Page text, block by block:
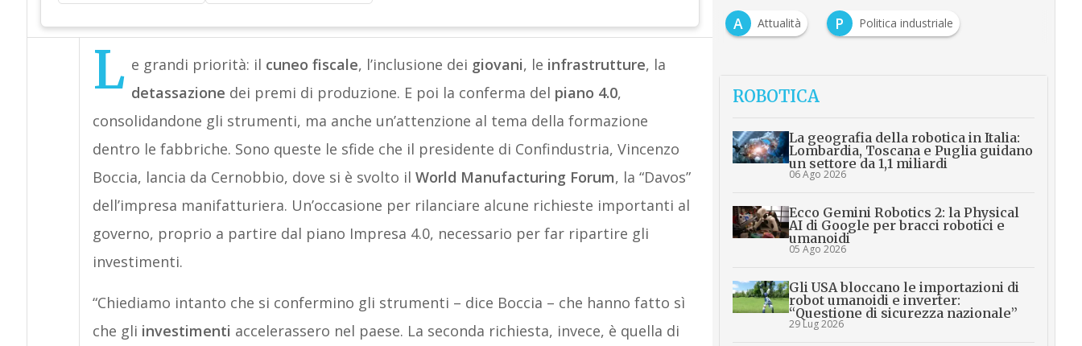
L e grandi priorità: il cuneo fiscale, l’inclusione dei giovani, le infrastrutture, la
detassazione dei premi di produzione. E poi la conferma del piano 4.0,
consolidandone gli strumenti, ma anche un’attenzione al tema della formazione
dentro le fabbriche. Sono queste le sfide che il presidente di Confindustria, Vincenzo
Boccia, lancia da Cernobbio, dove si è svolto il World Manufacturing Forum, la “Davos”
dell’impresa manifatturiera. Un’occasione per rilanciare alcune richieste importanti al
governo, proprio a partire dal piano Impresa 4.0, necessario per far ripartire gli
investimenti.
“Chiediamo intanto che si confermino gli strumenti – dice Boccia – che hanno fatto sì
che gli investimenti accelerassero nel paese. La seconda richiesta, invece, è quella di
A
Attualità P Politica industriale
ROBOTICA
La geografia della robotica in Italia:
Lombardia, Toscana e Puglia guidano
un settore da 1,1 miliardi
06 Ago 2026
Ecco Gemini Robotics 2: la Physical
AI di Google per bracci robotici e
umanoidi
05 Ago 2026
Gli USA bloccano le importazioni di
robot umanoidi e inverter:
“Questione di sicurezza nazionale”
29 Lug 2026